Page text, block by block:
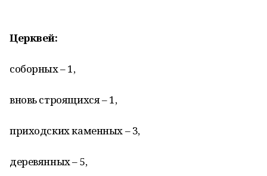
Церквей:
соборных – 1,
вновь строящихся – 1,
приходских каменных – 3,
деревянных – 5,